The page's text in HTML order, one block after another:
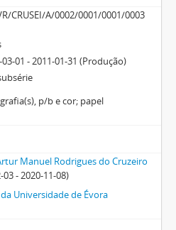
CRUSEI/A/0002/0001/0001/0003
03-01 - 2011-01-31 (Produção)
p/b e cor; papel
Manuel Rodrigues do Cruzeiro
03 - 2020-11-08)
Universidade de Évora